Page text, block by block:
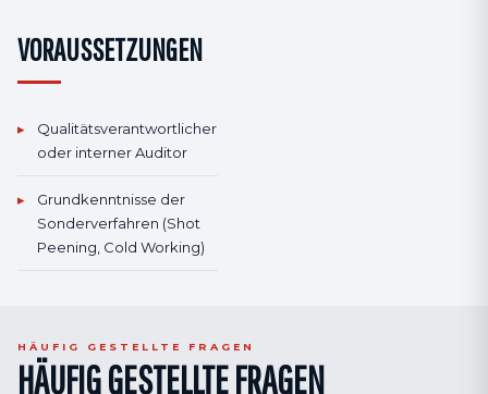
VORAUSSETZUNGEN
▸
Qualitäts­verantwortlicher
oder interner Auditor
▸
Grundkenntnisse der
Sonderverfahren (Shot
Peening, Cold Working)
HÄUFIG GESTELLTE FRAGEN
HÄUFIG GESTELLTE FRAGEN